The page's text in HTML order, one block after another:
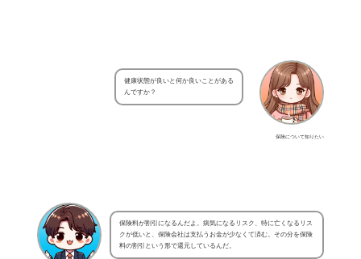
保険について知りたい
健康状態が良いと何か良いことがある
んですか？
保険料が割引になるんだよ。病気になるリスク、特に亡くなるリス
クが低いと、保険会社は支払うお金が少なくて済む。その分を保険
料の割引という形で還元しているんだ。